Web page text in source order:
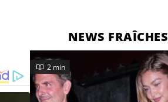
NEWS FRAÎCHES
2 min